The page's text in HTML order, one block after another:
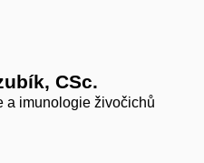
CSc.
a imunologie živočichů